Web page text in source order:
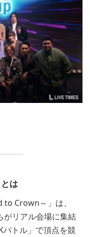
は
to Crown～」は、
がリアル会場に集結
バトル」で頂点を競